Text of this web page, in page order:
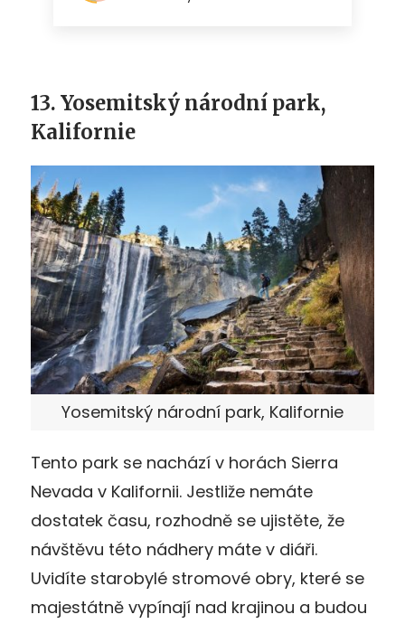
13. Yosemitský národní park,
Kalifornie
Yosemitský národní park, Kalifornie
Tento park se nachází v horách Sierra
Nevada v Kalifornii. Jestliže nemáte
dostatek času, rozhodně se ujistěte, že
návštěvu této nádhery máte v diáři.
Uvidíte starobylé stromové obry, které se
majestátně vypínají nad krajinou a budou